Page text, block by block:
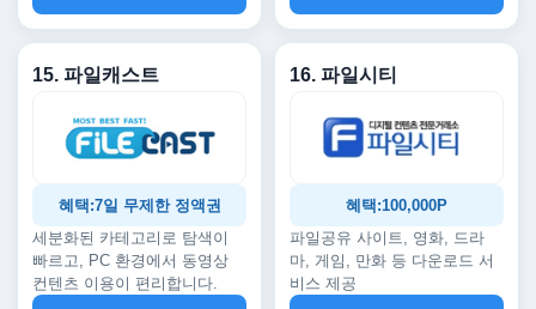
15. 파일캐스트
혜택:7일 무제한 정액권
세분화된 카테고리로 탐색이
빠르고, PC 환경에서 동영상
컨텐츠 이용이 편리합니다.
16. 파일시티
혜택:100,000P
파일공유 사이트, 영화, 드라
마, 게임, 만화 등 다운로드 서
비스 제공